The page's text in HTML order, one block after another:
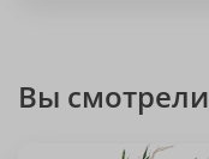
Вы смотрели